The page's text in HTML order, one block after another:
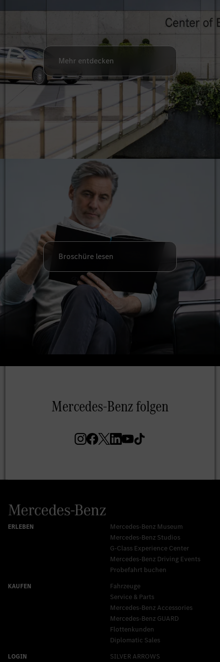
Mercedes-Benz Museum
Mercedes-Benz Studios
G-Class Experience Center
Mercedes-Benz Driving Events
Probefahrt buchen
Fahrzeuge
Service & Parts
Mercedes-Benz Accessories
Mercedes‑Benz GUARD
Flottenkunden
Diplomatic Sales
SILVER ARROWS